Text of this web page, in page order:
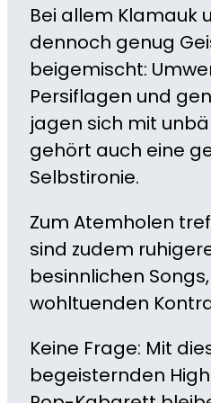
Bei allem Klamauk
dennoch genug
beigemischt:
Persiflagen und
jagen sich mit
gehört auch eine
Selbstironie.
Zum Atemholen
sind zudem
besinnlichen
wohltuenden
Keine Frage: Mit
begeisternden